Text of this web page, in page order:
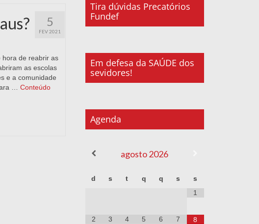
5
FEV 2021
hora de reabrir as
as escolas
e a comunidade
… Conteúdo
Tira dúvidas Precatórios
Fundef
Em defesa da SAÚDE dos
sevidores!
Agenda
agosto 2026
d s t q q s
s
1
2 3 4 5 6 7 8